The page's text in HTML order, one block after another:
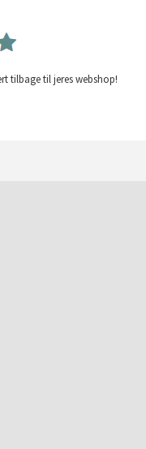
tilbage til jeres webshop!